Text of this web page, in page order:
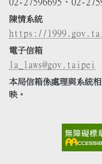
02-27596695、02-
陳情系統
https://
電子信箱
la_laws@gov.taipei
本局信箱係處理與系統
映。